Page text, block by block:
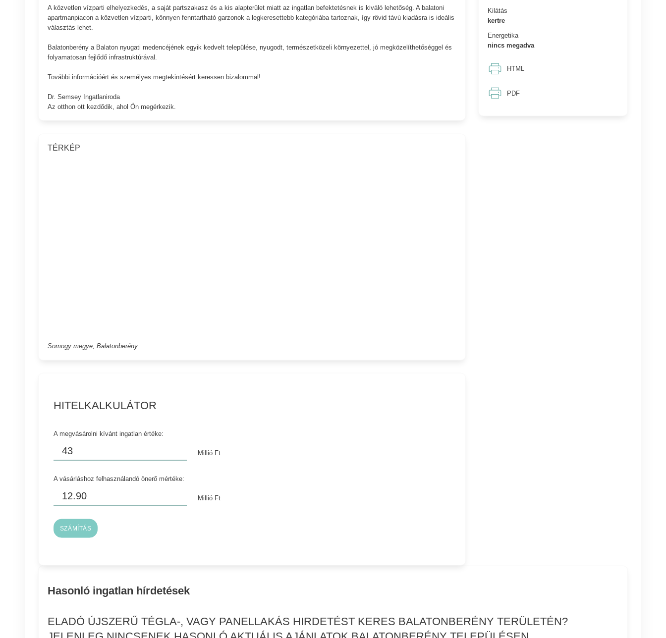
Kilátás
kertre
Energetika
nincs megadva
HTML
PDF
A közvetlen vízparti elhelyezkedés, a saját partszakasz és a kis alapterület miatt az ingatlan befektetésnek is kiváló lehetőség. A balatoni
apartmanpiacon a közvetlen vízparti, könnyen fenntartható garzonok a legkeresettebb kategóriába tartoznak, így rövid távú kiadásra is ideális
választás lehet.
Balatonberény a Balaton nyugati medencéjének egyik kedvelt települése, nyugodt, természetközeli környezettel, jó megközelíthetőséggel és
folyamatosan fejlődő infrastruktúrával.
További információért és személyes megtekintésért keressen bizalommal!
Dr. Semsey Ingatlaniroda
Az otthon ott kezdődik, ahol Ön megérkezik.
TÉRKÉP
Somogy megye, Balatonberény
HITELKALKULÁTOR
A megvásárolni kívánt ingatlan értéke:
Millió Ft
A vásárláshoz felhasználandó önerő mértéke:
Millió Ft
SZÁMÍTÁS
Hasonló ingatlan hírdetések
ELADÓ ÚJSZERŰ TÉGLA-, VAGY PANELLAKÁS HIRDETÉST KERES BALATONBERÉNY TERÜLETÉN?